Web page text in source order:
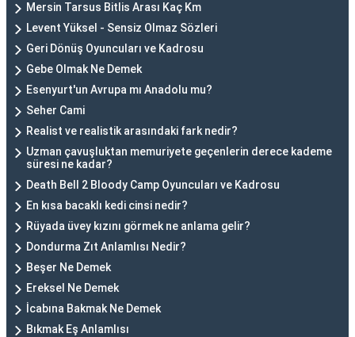
Mersin Tarsus Bitlis Arası Kaç Km
Levent Yüksel - Sensiz Olmaz Sözleri
Geri Dönüş Oyuncuları ve Kadrosu
Gebe Olmak Ne Demek
Esenyurt'un Avrupa mı Anadolu mu?
Seher Cami
Realist ve realistik arasındaki fark nedir?
Uzman çavuşluktan memuriyete geçenlerin derece kademe
süresi ne kadar?
Death Bell 2 Bloody Camp Oyuncuları ve Kadrosu
En kısa bacaklı kedi cinsi nedir?
Rüyada üvey kızını görmek ne anlama gelir?
Dondurma Zıt Anlamlısı Nedir?
Beşer Ne Demek
Ereksel Ne Demek
İcabına Bakmak Ne Demek
Bıkmak Eş Anlamlısı